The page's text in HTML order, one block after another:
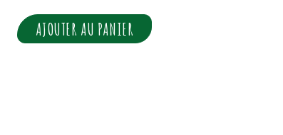
AJOUTER AU PANIER